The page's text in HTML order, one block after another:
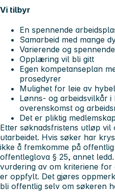
Vi tilbyr
En spennende
Samarbeid med mange
Varierende og
Opplæring vil bli gitt
Egen kompetanseplan
prosedyrer
Mulighet for leie av
Lønns- og arbeidsvilkår
overenskomst og
Det er pliktig
Etter søknadsfristens utløp
utarbeidet. Hvis søker har
ikke å fremkomme på
offentleglova § 25, annet
vurdering av om kriteriene
er oppfylt. Det gjøres
bli offentlig selv om søkeren